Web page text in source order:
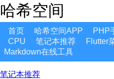
哈希空间
首页 哈希空间APP PHP
CPU
笔记本推荐 Flutter
Markdown在线工具
笔记本推荐